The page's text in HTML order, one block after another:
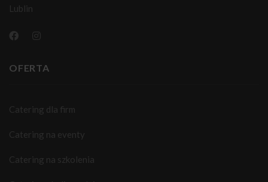
Lublin
OFERTA
Catering dla firm
Catering na eventy
Catering na szkolenia